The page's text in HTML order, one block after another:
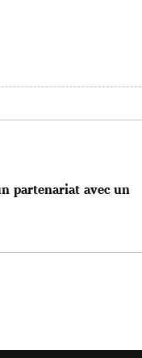
partenariat avec un